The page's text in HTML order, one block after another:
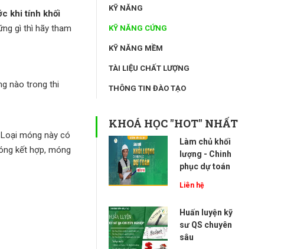
khi tính khối
gì thì hãy tham
nào trong thi
móng này có
kết hợp, móng
KỸ NĂNG
KỸ NĂNG CỨNG
KỸ NĂNG MỀM
TÀI LIỆU CHẤT LƯỢNG
THÔNG TIN ĐÀO TẠO
KHOÁ HỌC "HOT" NHẤT
Làm chủ khối
lượng - Chinh
phục dự toán
Liên hệ
Huấn luyện kỹ
sư QS chuyên
sâu